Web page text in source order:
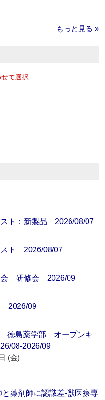
もっと見る »
て選択
スト：新製品 2026/08/07
スト 2026/08/07
会 研修会 2026/09
2026/09
徳島薬学部 オープンキ
08-2026/09
(金)
と薬剤師に認識差‐獣医療専